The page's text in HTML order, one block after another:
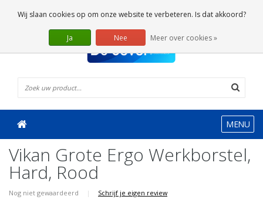
0 Artikelen
MENU
Vikan Grote Ergo Werkborstel,
Hard, Rood
Nog niet gewaardeerd | Schrijf je eigen review
Wij slaan cookies op om onze website te verbeteren. Is dat akkoord?
Ja Nee Meer over cookies »